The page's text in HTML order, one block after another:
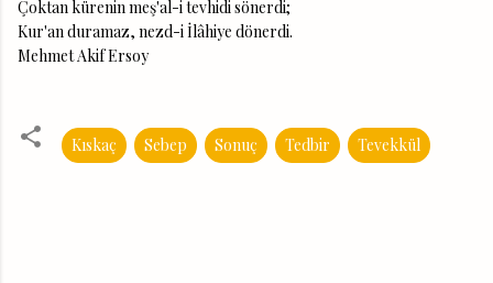
Çoktan kürenin meş'al-i tevhidi sönerdi;
Kur'an duramaz, nezd-i İlâhiye dönerdi.
Mehmet Akif Ersoy
Kıskaç Sebep Sonuç Tedbir Tevekkül